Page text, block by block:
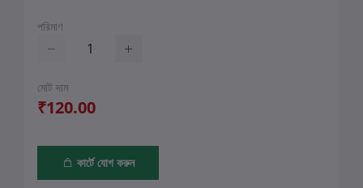
পরিমাণ
মোট দাম
₹120.00
কার্টে যোগ করুন